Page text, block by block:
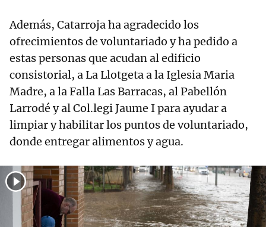
Además, Catarroja ha agradecido los
ofrecimientos de voluntariado y ha pedido a
estas personas que acudan al edificio
consistorial, a La Llotgeta a la Iglesia Maria
Madre, a la Falla Las Barracas, al Pabellón
Larrodé y al Col.legi Jaume I para ayudar a
limpiar y habilitar los puntos de voluntariado,
donde entregar alimentos y agua.